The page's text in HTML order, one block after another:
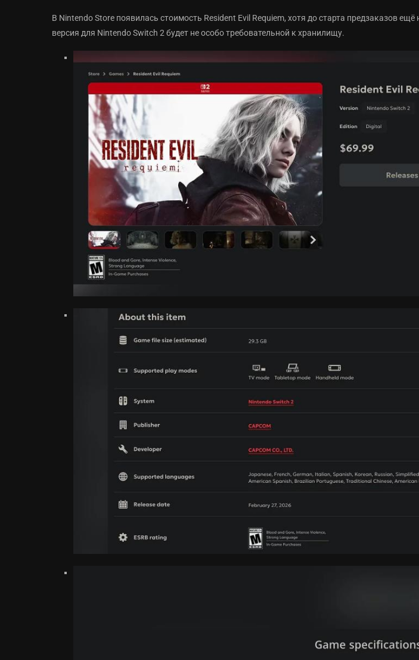
В Nintendo Store появилась стоимость Resident Evil Requiem, хотя до старта предзаказов
версия для Nintendo Switch 2 будет не особо требовательной к хранилищу.